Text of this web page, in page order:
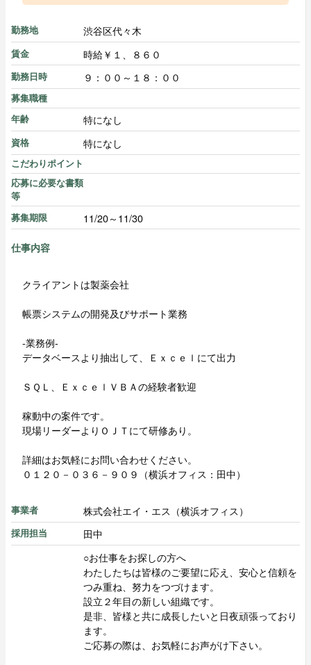
勤務地 渋谷区代々木
賃金 時給￥１、８６０
勤務日時 ９：００～１８：００
募集職種
年齢
特になし
資格 特になし
こだわりポイント
応募に必要な書類
等
募集期限
11/20～11/30
仕事内容
クライアントは製薬会社
帳票システムの開発及びサポート業務
-業務例-
データベースより抽出して、Ｅｘｃｅｌにて出力
ＳＱＬ、ＥｘｃｅｌＶＢＡの経験者歓迎
稼動中の案件です。
現場リーダーよりＯＪＴにて研修あり。
詳細はお気軽にお問い合わせください。
０１２０－０３６－９０９（横浜オフィス：田中）
事業者 株式会社エイ・エス（横浜オフィス）
採用担当 田中
○お仕事をお探しの方へ
わたしたちは皆様のご要望に応え、安心と信頼を
つみ重ね、努力をつづけます。
設立２年目の新しい組織です。
是非、皆様と共に成長したいと日夜頑張っており
ます。
ご応募の際は、お気軽にお声がけ下さい。